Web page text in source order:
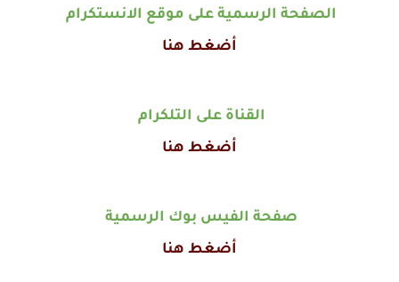
الصفحة الرسمية على موقع الانستكرام
أضغط هنا
القناة على التلكرام
أضغط هنا
صفحة الفيس بوك الرسمية
أضغط هنا